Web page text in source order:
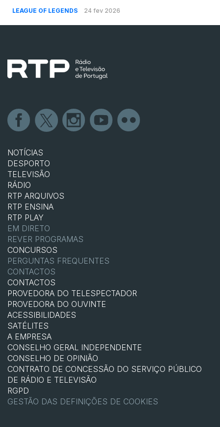
LEAGUE OF LEGENDS 24 fev 2026
NOTÍCIAS
DESPORTO
TELEVISÃO
RÁDIO
RTP ARQUIVOS
RTP ENSINA
RTP PLAY
EM DIRETO
REVER PROGRAMAS
CONCURSOS
PERGUNTAS FREQUENTES
CONTACTOS
CONTACTOS
PROVEDORA DO TELESPECTADOR
PROVEDORA DO OUVINTE
ACESSIBILIDADES
SATÉLITES
A EMPRESA
CONSELHO GERAL INDEPENDENTE
CONSELHO DE OPINIÃO
CONTRATO DE CONCESSÃO DO SERVIÇO PÚBLICO
DE RÁDIO E TELEVISÃO
RGPD
GESTÃO DAS DEFINIÇÕES DE COOKIES